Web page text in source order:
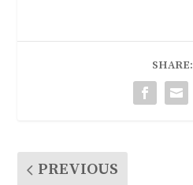
SHARE:
PREVIOUS